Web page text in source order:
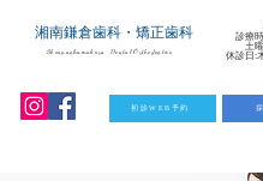
湘南鎌倉歯科・矯正歯科
Shounankamakura Dental Orthodontics
診療
土曜日
休診日:
初診WEB予約